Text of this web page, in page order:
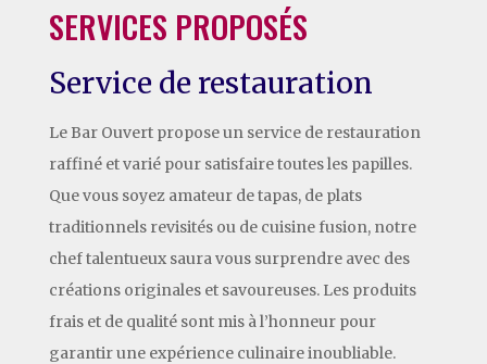
SERVICES PROPOSÉS
Service de restauration
Le Bar Ouvert propose un service de restauration
raffiné et varié pour satisfaire toutes les papilles.
Que vous soyez amateur de tapas, de plats
traditionnels revisités ou de cuisine fusion, notre
chef talentueux saura vous surprendre avec des
créations originales et savoureuses. Les produits
frais et de qualité sont mis à l’honneur pour
garantir une expérience culinaire inoubliable.